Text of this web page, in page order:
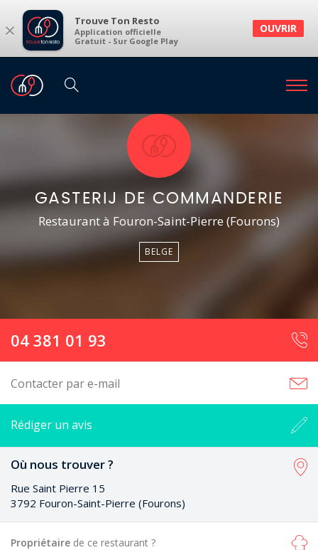
× Trouve Ton Resto
Application officielle
Gratuit - Sur Google Play
OUVRIR
GASTERIJ DE COMMANDERIE
Restaurant à Fouron-Saint-Pierre (Fourons)
BELGE
04 381 01 93
Contacter par e-mail
Rédiger un avis
Où nous trouver ?
Rue Saint Pierre 15
3792 Fouron-Saint-Pierre (Fourons)
Propriétaire de ce restaurant ?